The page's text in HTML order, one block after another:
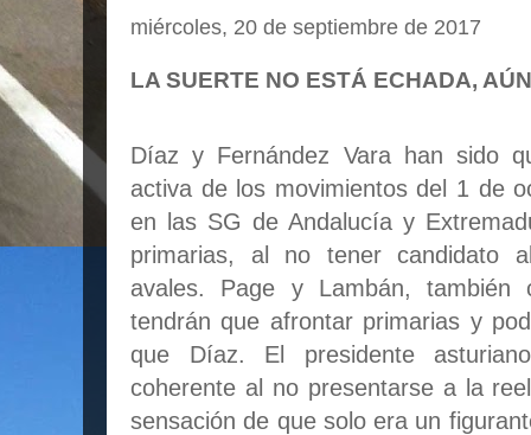
miércoles, 20 de septiembre de 2017
LA SUERTE NO ESTÁ ECHADA,
Díaz y Fernández Vara han sido
activa de los movimientos del 1 de
en las SG de Andalucía y
primarias, al no tener candidato
avales. Page y Lambán, también
tendrán que afrontar primarias y
que Díaz. El presidente
coherente al no presentarse a la
sensación de que solo era un